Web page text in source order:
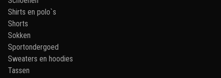
Shirts en polo`s
Shorts
Sokken
Sportondergoed
Sweaters en hoodies
Tassen